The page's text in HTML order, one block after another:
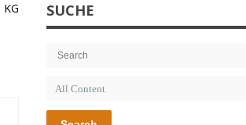
SUCHE